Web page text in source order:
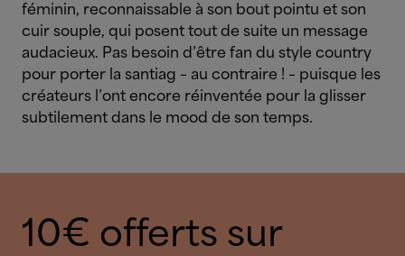
féminin, reconnaissable à son bout pointu et son
cuir souple, qui posent tout de suite un message
audacieux. Pas besoin d’être fan du style country
pour porter la santiag – au contraire ! – puisque les
créateurs l’ont encore réinventée pour la glisser
subtilement dans le mood de son temps.
10€ offerts sur